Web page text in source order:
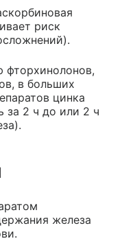
риск
фторхинолонов,
в больших
цинка
за 2 ч до или 2 ч
железа